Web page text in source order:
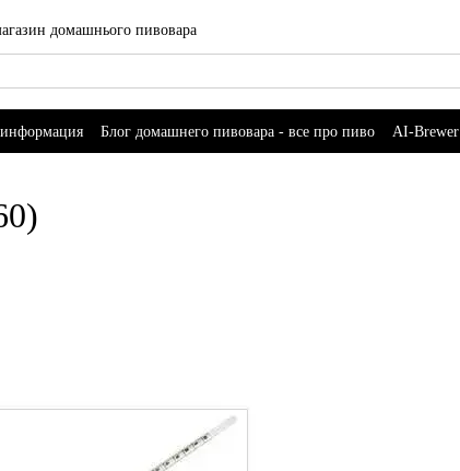
домашнього пивовара
информация Блог домашнего пивовара - все про пиво AI-Brewer